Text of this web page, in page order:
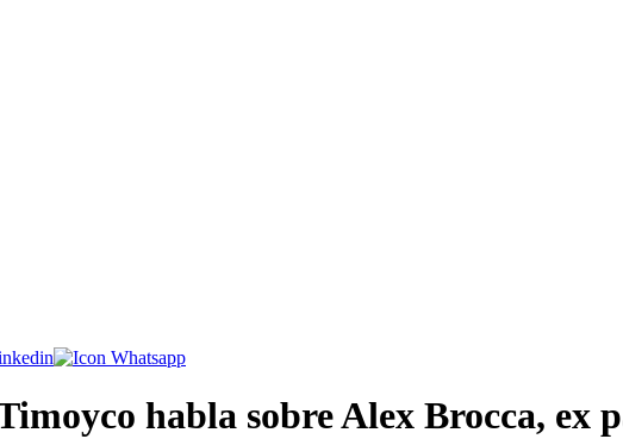
habla sobre Alex Brocca, ex